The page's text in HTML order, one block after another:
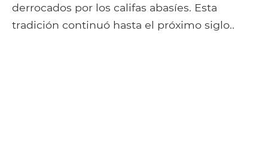
derrocados por los califas abasíes. Esta
tradición continuó hasta el próximo siglo..